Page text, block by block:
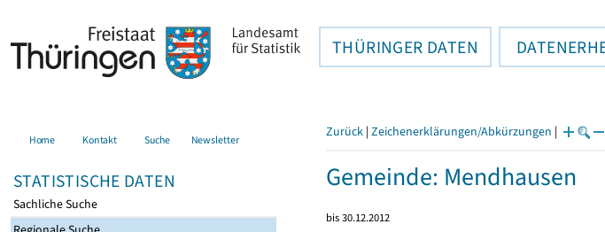
THÜRINGER DATEN
Home Kontakt Suche Newsletter
STATISTISCHE DATEN
Sachliche Suche
Zurück | Zeichenerklärungen/Abkürzungen |
Gemeinde: Mendhausen
bis 30.12.2012